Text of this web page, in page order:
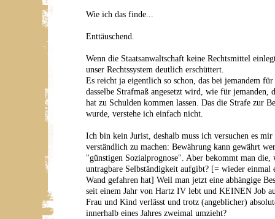
Wie ich das finde...
Enttäuschend.
Wenn die Staatsanwaltschaft keine Rechtsmittel
unser Rechtssystem deutlich erschüttert.
Es reicht ja eigentlich so schon, das bei jemandem
dasselbe Strafmaß angesetzt wird, wie für jemanden,
hat zu Schulden kommen lassen. Das die Strafe zur
wurde, verstehe ich einfach nicht.
Ich bin kein Jurist, deshalb muss ich versuchen es
verständlich zu machen: Bewährung kann gewährt
"günstigen Sozialprognose". Aber bekommt man die,
untragbare Selbständigkeit aufgibt? [= wieder einmal
Wand gefahren hat] Weil man jetzt eine abhängige
seit einem Jahr von Hartz IV lebt und KEINEN Job
Frau und Kind verlässt und trotz (angeblicher)
innerhalb eines Jahres zweimal umzieht?